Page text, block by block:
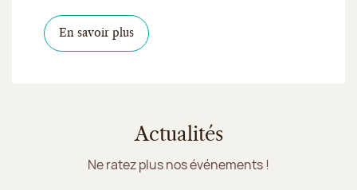
En savoir plus
Actualités
Ne ratez plus nos événements !